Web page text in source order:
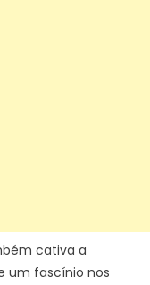
cativa a
um fascínio nos